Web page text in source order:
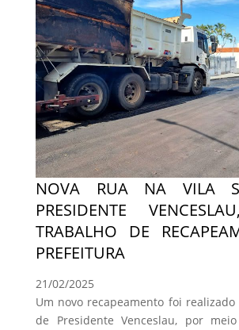
NOVA RUA NA VILA
PRESIDENTE
TRABALHO DE
PREFEITURA
21/02/2025
Um novo recapeamento foi
de Presidente Venceslau, por